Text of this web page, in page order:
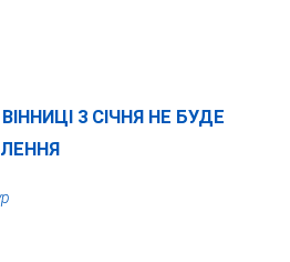
3 СІЧНЯ НЕ БУДЕ